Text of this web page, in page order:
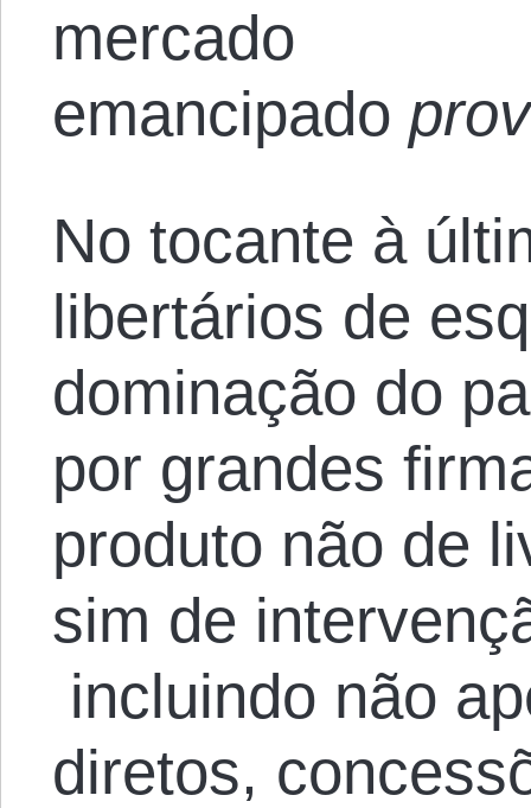
mercado
emancipado
No tocante à
libertários de
dominação do
por grandes
produto não de
sim de
incluindo não
diretos,